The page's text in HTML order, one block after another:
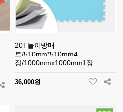
20T놀이방매
트/510mm*510mm4
장/1000mmx1000mm1장
36,000원